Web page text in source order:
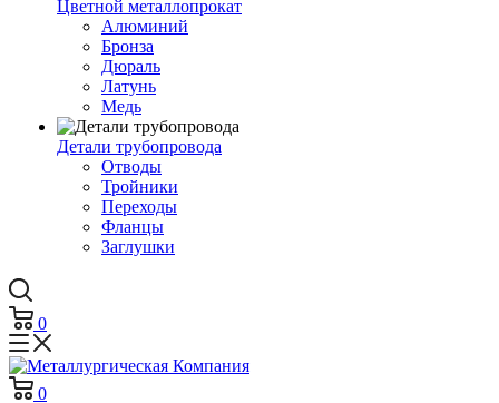
Цветной металлопрокат
Алюминий
Бронза
Дюраль
Латунь
Медь
Детали трубопровода
Отводы
Тройники
Переходы
Фланцы
Заглушки
0
0